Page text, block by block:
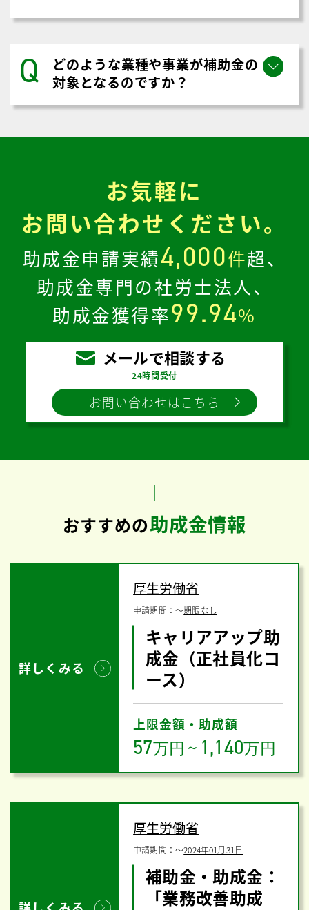
Q
どのような業種や事業が補助金の
対象となるのですか？
お気軽に
お問い合わせください。
助成金申請実績4,000件超、
助成金専門の社労士法人、
助成金獲得率99.94%
メールで相談する
24時間受付
お問い合わせはこちら
おすすめの助成金情報
詳しくみる
厚生労働省
申請期間：〜期限なし
キャリアアップ助
成金（正社員化コ
ース）
上限金額・助成額
57万円 ～ 1,140万円
厚生労働省
申請期間：〜2024年01月31日
補助金・助成金：
「業務改善助成